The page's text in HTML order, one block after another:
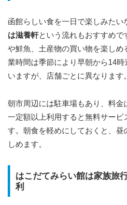
函館らしい食を一日で楽しみたい
は滋養軒という流れもおすすめで
や鮮魚、土産物の買い物を楽しめ
業時間は季節により早朝から14
いますが、店舗ごとに異なります。
朝市周辺には駐車場もあり、料
一定額以上利用すると無料サービ
す。朝食を軽めにしておくと、昼
しめます。
はこだてみらい館は家族旅
利